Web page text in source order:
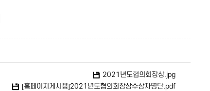
2021년도협의회장상.jpg
[홈페이지게시용]2021년도협의회장상수상자명단.pdf